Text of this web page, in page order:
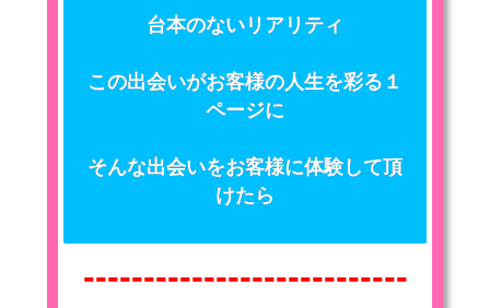
台本のないリアリティ
この出会いがお客様の人生を彩る１
ページに
そんな出会いをお客様に体験して頂
けたら
---------------------------